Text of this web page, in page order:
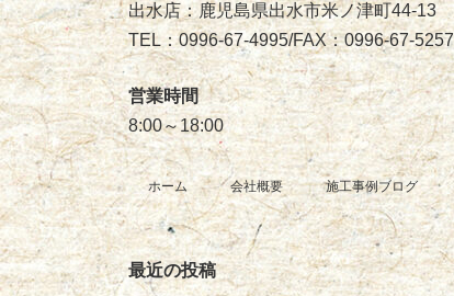
出水店：鹿児島県出水市米ノ津町44-13
TEL：0996-67-4995/FAX：0996-67-5257
営業時間
8:00～18:00
ホーム 会社概要 施工事例ブログ
最近の投稿